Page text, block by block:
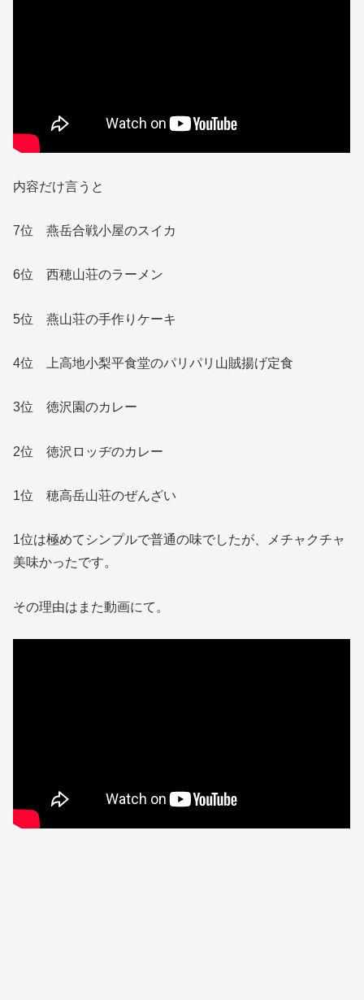
内容だけ言うと
7位 燕岳合戦小屋のスイカ
6位 西穂山荘のラーメン
5位 燕山荘の手作りケーキ
4位 上高地小梨平食堂のパリパリ山賊揚げ定食
3位 徳沢園のカレー
2位 徳沢ロッヂのカレー
1位 穂高岳山荘のぜんざい
1位は極めてシンプルで普通の味でしたが、メチャクチャ
美味かったです。
その理由はまた動画にて。